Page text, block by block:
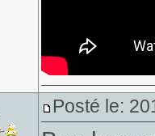
Posté le: